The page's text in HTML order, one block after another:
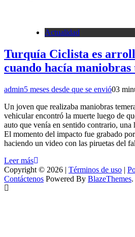
Actualidad
Turquía Ciclista es
cuando hacía
admin5 meses desde que se envió03
Un joven que realizaba maniobras
vehicular encontró la muerte luego de
auto que venía en sentido contrario,
El momento del impacto fue grabado
haciendo un video con las piruetas del
Leer más
Copyright © 2026 | Términos de uso |
Contáctenos Powered By BlazeThemes.